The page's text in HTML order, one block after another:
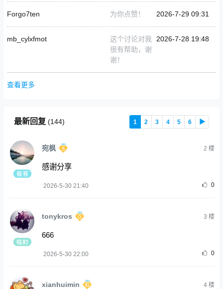
Forgo7ten 为你点赞！ 2026-7-29 09:31
mb_cylxfmot
这个讨论对我
很有帮助，谢
谢！
2026-7-28 19:48
查看更多
最新回复 (144) 1 2 3 4 5 6 ▶
宛枫 2 楼
感谢分享
2026-5-30 21:40 0
tonykros 3 楼
666
2026-5-30 22:00 0
xianhuimin 4楼